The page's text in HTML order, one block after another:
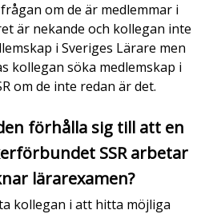
om de är medlemmar i
är nekande och kollegan inte
i Sveriges Lärare men
kollegan söka medlemskap i
om de inte redan är det.
förhålla sig till att en
SSR arbetar
lärarexamen?
kollegan i att hitta möjliga